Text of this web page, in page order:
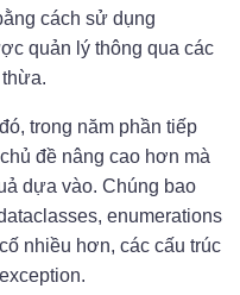
cách sử dụng
quản lý thông qua các
trong năm phần tiếp
đề nâng cao hơn mà
dựa vào. Chúng bao
enumerations
nhiều hơn, các cấu trúc